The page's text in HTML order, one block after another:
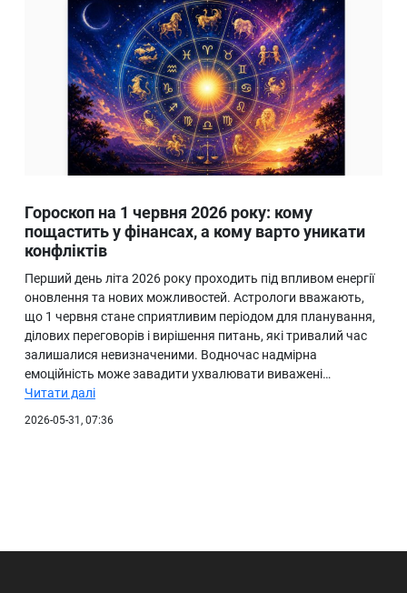
Гороскоп на 1 червня 2026 року: кому
пощастить у фінансах, а кому варто уникати
конфліктів
Перший день літа 2026 року проходить під впливом енергії
оновлення та нових можливостей. Астрологи вважають,
що 1 червня стане сприятливим періодом для планування,
ділових переговорів і вирішення питань, які тривалий час
залишалися невизначеними. Водночас надмірна
емоційність може завадити ухвалювати виважені…
Читати далі
2026-05-31, 07:36